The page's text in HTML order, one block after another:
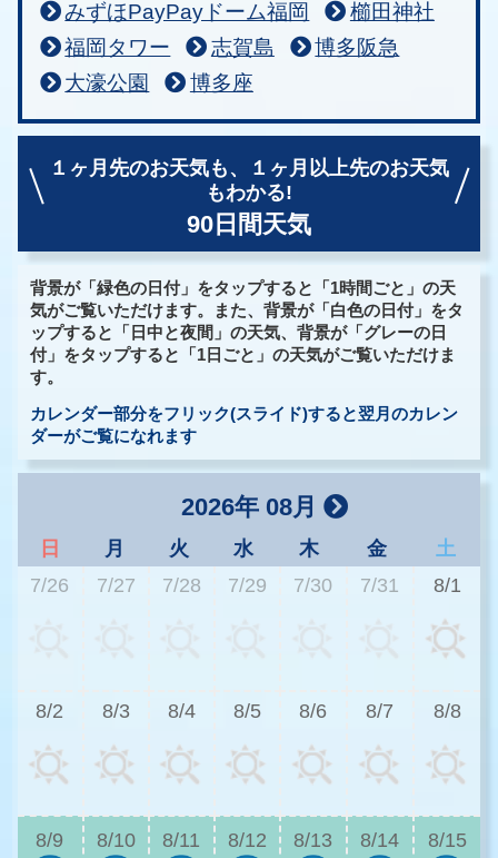
みずほPayPayドーム福岡
櫛田神社
福岡タワー
志賀島
博多阪急
大濠公園
博多座
１ヶ月先のお天気も、
１ヶ月以上先のお天気
もわかる!
90日間天気
背景が「緑色の日付」をタップすると「1時間ごと」の天
気がご覧いただけます。また、背景が「白色の日付」をタ
ップすると「日中と夜間」の天気、背景が「グレーの日
付」をタップすると「1日ごと」の天気がご覧いただけま
す。
カレンダー部分をフリック(スライド)すると翌月のカレン
ダーがご覧になれます
2026年 08月
日 月 火 水 木 金
土
7/26
7/27 7/28 7/29 7/30 7/31 8/1
8/2 8/3 8/4 8/5 8/6 8/7 8/8
8/9 8/10 8/11 8/12 8/13 8/14 8/15